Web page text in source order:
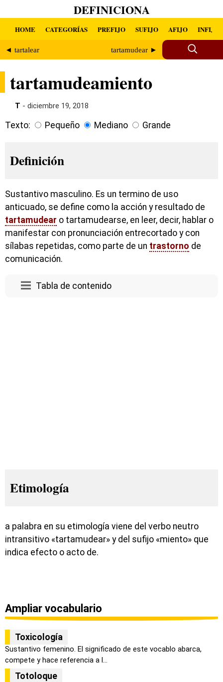
DEFINICIONA
HOME CATEGORÍAS PREFIJO SUFIJO AFIJO INFIJO
◄ tartalear tartamudear ►
tartamudeamiento
T - diciembre 19, 2018
Texto: Pequeño Mediano Grande
Definición
Sustantivo masculino. Es un termino de uso
anticuado, se define como la acción y resultado de
tartamudear o tartamudearse, en leer, decir, hablar o
manifestar con pronunciación entrecortado y con
sílabas repetidas, como parte de un trastorno de
comunicación.
Tabla de contenido
Etimología
a palabra en su etimología viene del verbo neutro
intransitivo «tartamudear» y del sufijo «miento» que
indica efecto o acto de.
Ampliar vocabulario
Toxicología
Sustantivo femenino. El significado de este vocablo abarca,
compete y hace referencia a l...
Totoloque